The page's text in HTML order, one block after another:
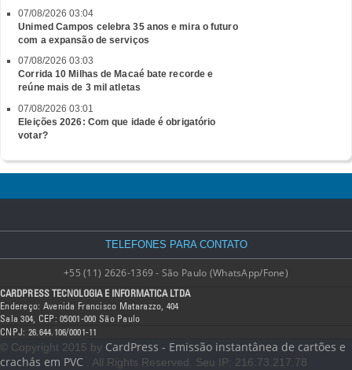
07/08/2026 03:04
Unimed Campos celebra 35 anos e mira o futuro
com a expansão de serviços
07/08/2026 03:03
Corrida 10 Milhas de Macaé bate recorde e
reúne mais de 3 mil atletas
07/08/2026 03:01
Eleições 2026: Com que idade é obrigatório
votar?
TELEFONES PARA CONTATO
+55 (11) 2626-1369 - São Paulo (WhatsApp/Fone)
CARDPRESS TECNOLOGIA E INFORMATICA LTDA
Endereço: Avenida Francisco Matarazzo, 404
Sala 304, CEP: 05001-000 São Paulo
CNPJ: 26.644.106/0001-11
© Copyright 2015 by CardPress - Emissão instantânea de cartões e
crachás em PVC . All Rights Reserved. Seu IP: 216.73.217.78